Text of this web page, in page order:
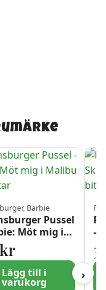
Barbie
Pussel
Möt mig i
1000 bitar
kr
Lägg till i
varukorg
–
›